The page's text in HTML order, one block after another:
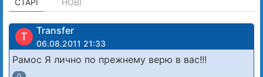
СТАРІ НОВІ
T Transfer
06.08.2011 21:33
Рамос Я лично по прежнему верю в вас!!!